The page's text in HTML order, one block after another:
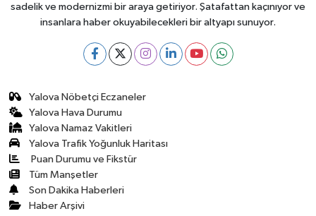
sadelik ve modernizmi bir araya getiriyor. Şatafattan kaçınıyor ve
insanlara haber okuyabilecekleri bir altyapı sunuyor.
Yalova Nöbetçi Eczaneler
Yalova Hava Durumu
Yalova Namaz Vakitleri
Yalova Trafik Yoğunluk Haritası
Puan Durumu ve Fikstür
Tüm Manşetler
Son Dakika Haberleri
Haber Arşivi